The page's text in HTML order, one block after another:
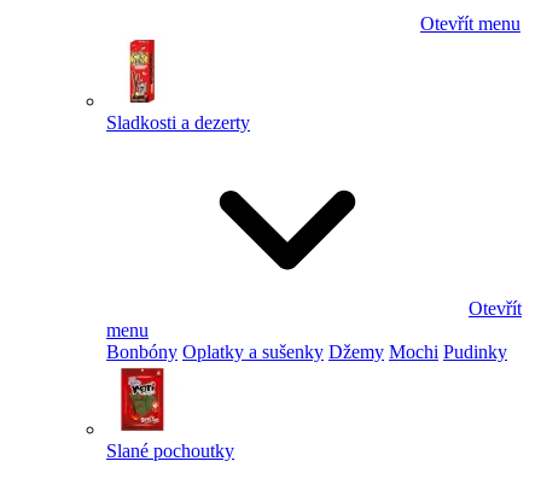
Otevřít menu
Sladkosti a dezerty
Otevřít
menu
Bonbóny Oplatky a sušenky Džemy Mochi Pudinky
Slané pochoutky